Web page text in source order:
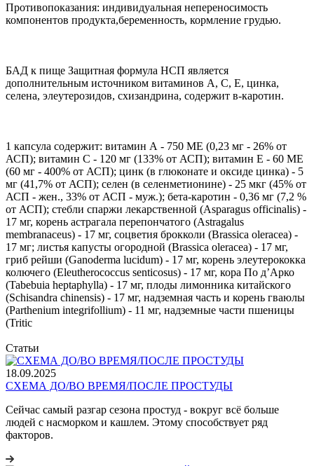
Противопоказания: индивидуальная непереносимость
компонентов продукта,беременность, кормление грудью.
БАД к пище Защитная формула НСП является
дополнительным источником витаминов А, С, Е, цинка,
селена, элеутерозидов, схизандрина, содержит в-каротин.
1 капсула содержит: витамин А - 750 МЕ (0,23 мг - 26% от
АСП); витамин С - 120 мг (133% от АСП); витамин Е - 60 МЕ
(60 мг - 400% от АСП); цинк (в глюконате и оксиде цинка) - 5
мг (41,7% от АСП); селен (в селенметионине) - 25 мкг (45% от
АСП - жен., 33% от АСП - муж.); бета-каротин - 0,36 мг (7,2 %
от АСП); стебли спаржи лекарственной (Asparagus officinalis) -
17 мг, корень астрагала перепончатого (Astragalus
membranaceus) - 17 мг, соцветия брокколи (Brassica oleracea) -
17 мг; листья капусты огородной (Brassica oleracea) - 17 мг,
гриб рейши (Ganoderma lucidum) - 17 мг, корень элеутерококка
колючего (Eleutherococcus senticosus) - 17 мг, кора По д’Арко
(Tabebuia heptaphylla) - 17 мг, плоды лимонника китайского
(Schisandra chinensis) - 17 мг, надземная часть и корень гваюлы
(Parthenium integrifollium) - 11 мг, надземные части пшеницы
(Tritic
Статьи
18.09.2025
СХЕМА ДО/ВО ВРЕМЯ/ПОСЛЕ ПРОСТУДЫ
Сейчас самый разгар сезона простуд - вокруг всё больше
людей с насморком и кашлем. Этому способствует ряд
факторов.